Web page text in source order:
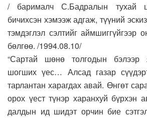
/ барималч С.Бадралын тухай
бичихсэн хэмээж адгаж, түүний
тэмдэглэл сэлтийг аймшиггүйгээр
бөлгөө. /1994.08.10/
“Сартай шөнө толгодын бэлээр
шогших үес… Алсад газар
тарлантан харагдах авай. Өнгөт
орох үест түнэр харанхуй бүрхэн
далдын ид шидэт орчин бие